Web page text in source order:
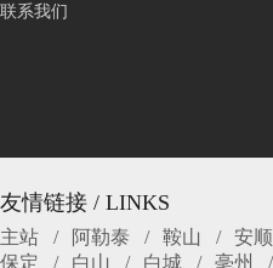
联系我们
友情链接 / LINKS
主站 阿勒泰 鞍山 安顺
保定
白山 白城 亳州